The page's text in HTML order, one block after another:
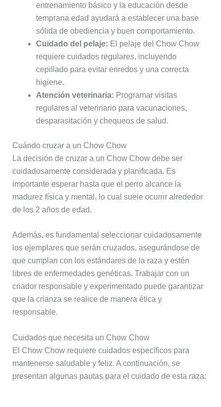
entrenamiento básico y la educación desde
temprana edad ayudará a establecer una base
sólida de obediencia y buen comportamiento.
Cuidado del pelaje: El pelaje del Chow Chow
requiere cuidados regulares, incluyendo
cepillado para evitar enredos y una correcta
higiene.
Atención veterinaria: Programar visitas
regulares al veterinario para vacunaciones,
desparasitación y chequeos de salud.
Cuándo cruzar a un Chow Chow
La decisión de cruzar a un Chow Chow debe ser
cuidadosamente considerada y planificada. Es
importante esperar hasta que el perro alcance la
madurez física y mental, lo cual suele ocurrir alrededor
de los 2 años de edad.
Además, es fundamental seleccionar cuidadosamente
los ejemplares que serán cruzados, asegurándose de
que cumplan con los estándares de la raza y estén
libres de enfermedades genéticas. Trabajar con un
criador responsable y experimentado puede garantizar
que la crianza se realice de manera ética y
responsable.
Cuidados que necesita un Chow Chow
El Chow Chow requiere cuidados específicos para
mantenerse saludable y feliz. A continuación, se
presentan algunas pautas para el cuidado de esta raza: